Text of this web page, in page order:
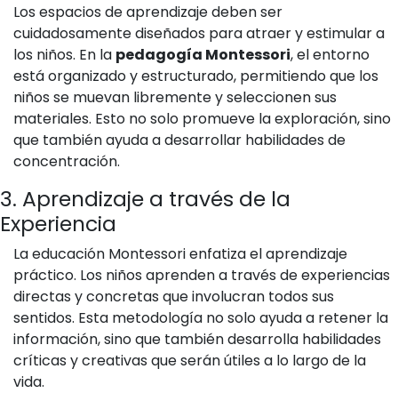
Los espacios de aprendizaje deben ser
cuidadosamente diseñados para atraer y estimular a
los niños. En la pedagogía Montessori, el entorno
está organizado y estructurado, permitiendo que los
niños se muevan libremente y seleccionen sus
materiales. Esto no solo promueve la exploración, sino
que también ayuda a desarrollar habilidades de
concentración.
3. Aprendizaje a través de la
Experiencia
La educación Montessori enfatiza el aprendizaje
práctico. Los niños aprenden a través de experiencias
directas y concretas que involucran todos sus
sentidos. Esta metodología no solo ayuda a retener la
información, sino que también desarrolla habilidades
críticas y creativas que serán útiles a lo largo de la
vida.